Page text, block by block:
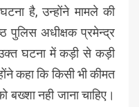
है, उन्होंने मामले की
पुलिस अधीक्षक प्रमेन्द्र
उक्त घटना में कड़ी से कड़ी
कहा कि किसी भी कीमत
बख्शा नही जाना चाहिए।